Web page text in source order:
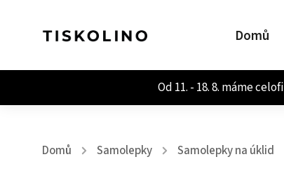
Domů
Domů / Samolepky / Samolepky na úklid